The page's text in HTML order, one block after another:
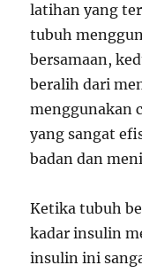
latihan yang
tubuh
bersamaan,
beralih dari
menggunakan
yang sangat
badan dan
Ketika tubuh
kadar insulin
insulin ini